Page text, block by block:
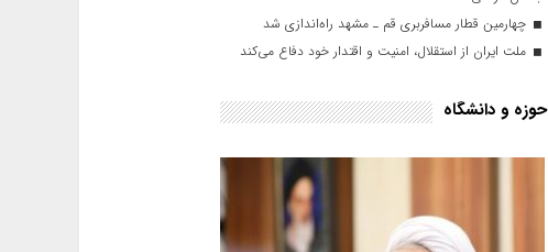
چهارمین قطار مسافربری قم ـ مشهد راه‌اندازی شد
ملت ایران از استقلال، امنیت و اقتدار خود دفاع می‌کند
حوزه و دانشگاه